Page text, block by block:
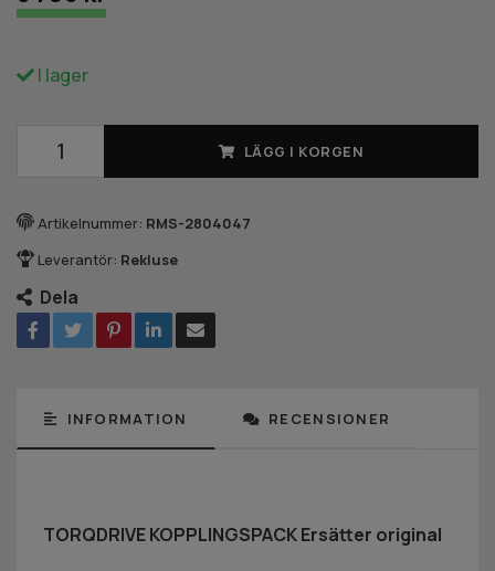
I lager
LÄGG I KORGEN
Artikelnummer: RMS-2804047
Leverantör: Rekluse
Dela
INFORMATION RECENSIONER
TORQDRIVE KOPPLINGSPACK Ersätter original